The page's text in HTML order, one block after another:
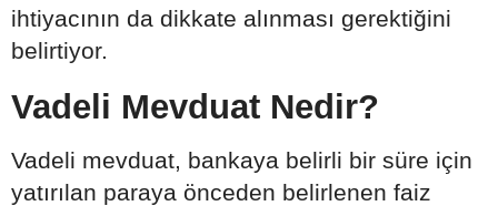
ihtiyacının da dikkate alınması gerektiğini
belirtiyor.
Vadeli Mevduat Nedir?
Vadeli mevduat, bankaya belirli bir süre için
yatırılan paraya önceden belirlenen faiz